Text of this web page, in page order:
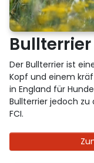
Bullterrier
Der Bullterrier ist
Kopf und einem
in England für
Bullterrier jedoch
FCI.